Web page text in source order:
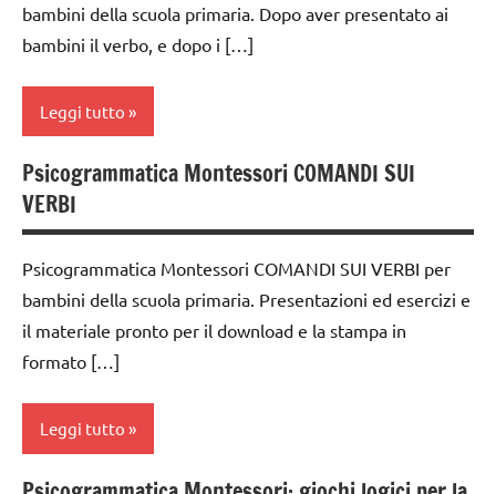
ARGOMENTI
PER ETA'
TUTTI GLI
ARTICOLI
MONTESSORI
didattico
nomenclature
Montessori
psicogrammatica
Montessori
TUTTI GLI
ARGOMENTI
PER ETA'
TUTTI GLI
ARTICOLI
bambini della scuola primaria. Dopo aver presentato ai
bambini il verbo, e dopo i […]
Leggi tutto
analisi
grammaticale
Montessori
classe
1a
classe
2a
3a
dai
Psicogrammatica Montessori COMANDI SUI
VERBI
Psicogrammatica Montessori COMANDI SUI VERBI per
bambini della scuola primaria. Presentazioni ed esercizi e
il materiale pronto per il download e la stampa in
formato […]
Leggi tutto